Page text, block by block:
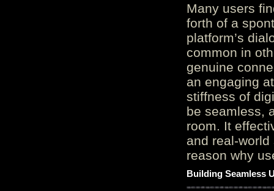
Many users
forth of a
platform’s
common in
genuine
an engaging
stiffness of
be seamless,
room. It
and real-
reason why
Building Seamless